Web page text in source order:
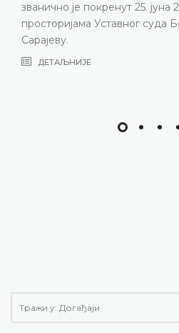
званично је покренут 25. јуна
просторијама Уставног суда
Сарајеву.
ДЕТАЉНИЈЕ